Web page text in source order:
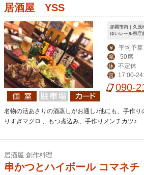
居酒屋 YSS
那覇市内｜久茂
ゆいレール県庁
￥ 平均予
席 50席
休 不定休
営 17:00-
090-
名物の活あさりの酒蒸しがお通し♪他にも、手作
りすぎマグロ 、もつ煮込み、手作りメンチカツ♪
居酒屋 創作料理
串かつとハイボール コマネチ